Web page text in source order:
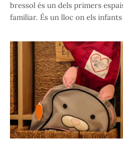
bressol és un dels primers
familiar. És un lloc on els